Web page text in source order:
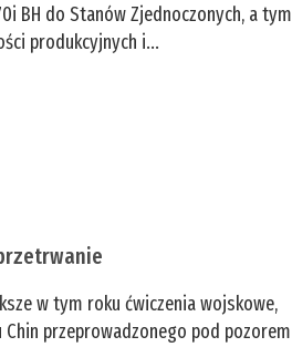
BH do Stanów Zjednoczonych, a tym
produkcyjnych i...
w tym roku ćwiczenia wojskowe,
przeprowadzonego pod pozorem